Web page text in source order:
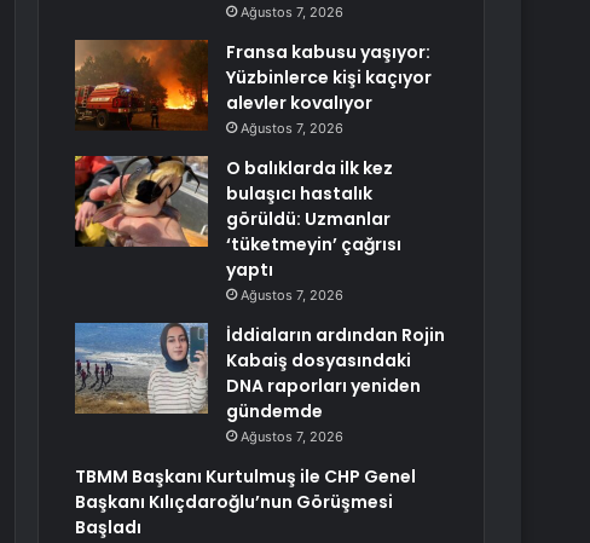
Ağustos 7, 2026
Fransa kabusu yaşıyor:
Yüzbinlerce kişi kaçıyor
alevler kovalıyor
Ağustos 7, 2026
O balıklarda ilk kez
bulaşıcı hastalık
görüldü: Uzmanlar
‘tüketmeyin’ çağrısı
yaptı
Ağustos 7, 2026
İddiaların ardından Rojin
Kabaiş dosyasındaki
DNA raporları yeniden
gündemde
Ağustos 7, 2026
TBMM Başkanı Kurtulmuş ile CHP Genel
Başkanı Kılıçdaroğlu’nun Görüşmesi
Başladı